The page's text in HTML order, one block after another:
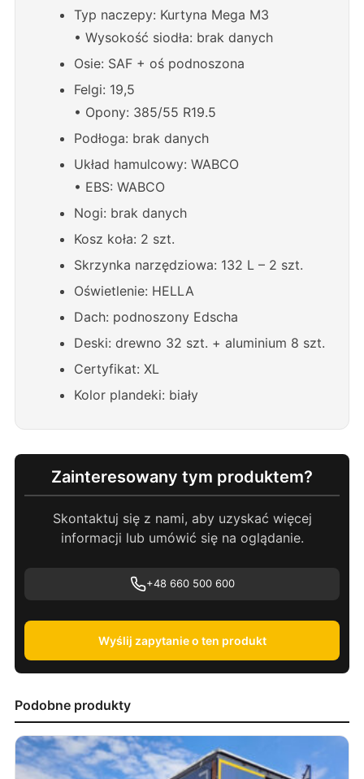
Typ naczepy: Kurtyna Mega M3
• Wysokość siodła: brak danych
Osie: SAF + oś podnoszona
Felgi: 19,5
• Opony: 385/55 R19.5
Podłoga: brak danych
Układ hamulcowy: WABCO
• EBS: WABCO
Nogi: brak danych
Kosz koła: 2 szt.
Skrzynka narzędziowa: 132 L – 2 szt.
Oświetlenie: HELLA
Dach: podnoszony Edscha
Deski: drewno 32 szt. + aluminium 8 szt.
Certyfikat: XL
Kolor plandeki: biały
Zainteresowany tym produktem?
Skontaktuj się z nami, aby uzyskać więcej
informacji lub umówić się na oglądanie.
+48 660 500 600
Wyślij zapytanie o ten produkt
Podobne produkty